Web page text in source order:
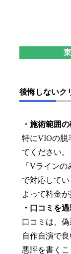
後悔しないク
・施術範囲
特にVIOの脱
てください
「Vライン
で対応して
よって料金
・口コミを
口コミは、
自作自演で
悪評を書く